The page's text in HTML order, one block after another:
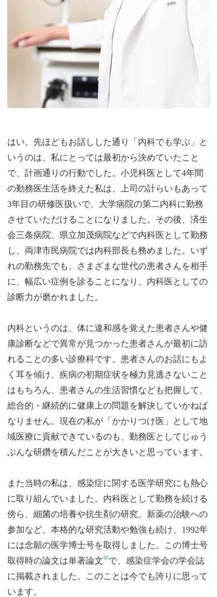
はい。先ほどもお話しした通り「内科でも学ぶ」と
いうのは、私にとっては最初から決めていたこと
で、計画通りの行動でした。小児科医として4年間
の勤務医生活を終えた私は、上司の計らいもあって
3年目の研修医扱いで、大学病院の第二内科に勤務
させていただけることになりました。その後、済生
会三条病院、県立加茂病院などで内科医として勤務
し、両津市民病院では内科部長も務めました。いず
れの勤務先でも、さまざまな世代の患者さんを相手
に、幅広い症例を診ることになり、内科医としての
診断力が磨かれました。
内科というのは、体に違和感を覚えた患者さんや健
康診断などで異常が見つかった患者さんが最初に訪
れることの多い診療科です。患者さんのお話にもよ
く耳を傾け、疾病の初期症状を極力見逃さないこと
はもちろん、患者さんの生活習慣なども把握して、
総合的・継続的に健康上の問題を解決していかねば
なりません。現在の私が「かかりつけ医」として地
域医療に貢献できているのも、勤務医としてじゅう
ぶんな研鑽を積んだことが大きいと思っています。
また当時の私は、感染症に関する医学研究にも熱心
に取り組んでいました。内科医として勤務を続ける
傍ら、細菌の培養や抗生剤の研究、新薬の治験への
参加など、本格的な研究活動や勉強も続け、1992年
には念願の医学博士号を取得しました。この博士号
取得時の論文は単著論文※で、感染症学会の学会誌
に掲載されました。このことは今でも誇りに思って
います。